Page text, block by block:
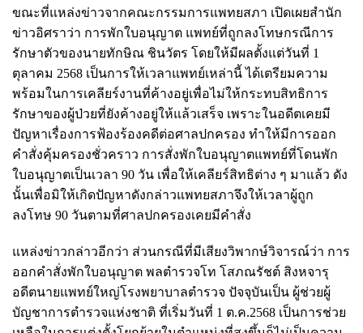
ขณะที่แหล่งข่าวจากคณะกรรมการแพทยสภา เปิดเผยสำนัก
ข่าวอิศราว่า การพักใบอนุญาต แพทย์ที่ถูกลงโทษกรณีการ
รักษาตัวของนายทักษิณ ชินวัตร โดยให้มีผลตั้งแต่วันที่ 1
ตุลาคม 2568 เป็นการให้เวลาแพทย์เหล่านี้ ได้เตรียมความ
พร้อมในการเคลียร์งานที่ค้างอยู่เพื่อไม่ให้กระทบสิทธิการ
รักษาของผู้ป่วยที่ยังค้างอยู่ให้แล้วเสร็จ เพราะในอดีตเคยมี
ปัญหาเรื่องการฟ้องร้องคดีต่อศาลปกครอง ทำให้มีการออก
คำสั่งคุ้มครองชั่วคราว การสั่งพักใบอนุญาตแพทย์ที่โดนพัก
ใบอนุญาตเป็นเวลา 90 วัน เพื่อให้เคลียร์สิทธิต่าง ๆ มาแล้ว ดัง
นั้นเพื่อมิให้เกิดปัญหาดังกล่าวแพทยสภาจึงให้เวลาผู้ถูก
ลงโทษ 90 วันตามที่ศาลปกครองเคยมีคำสั่ง
แหล่งข่าวกล่าวอีกว่า ส่วนกรณีที่มีเสียงวิพากษ์วิจารณ์ว่า การ
ออกคำสั่งพักใบอนุญาต พลตำรวจโท โสภณรัชต์ สิงหจารุ
อดีตนายแพทย์ใหญ่โรงพยาบาลตำรวจ ปัจจุบันเป็น ผู้ช่วยผู้
บัญชาการตำรวจแห่งชาติ ที่เริ่มวันที่ 1 ต.ค.2568 เป็นการช่วย